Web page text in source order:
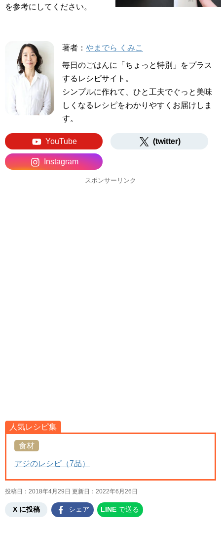
を参考にしてください。
著者： やまでら くみこ
毎日のごはんに「ちょっと特別」をプラス
するレシピサイト。
シンプルに作れて、ひと工夫でぐっと美味
しくなるレシピをわかりやすくお届けしま
す。
YouTube (twitter)
Instagram
スポンサーリンク
人気レシピ集
食材
アジのレシピ（7品）
投稿日：2018年4月29日 更新日： 2022年6月26日
X に投稿 シェア LINE で送る